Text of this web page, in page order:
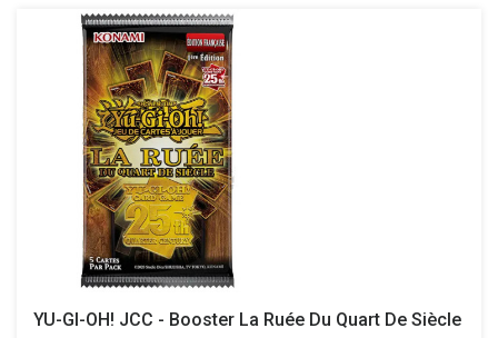
YU-GI-OH! JCC - Booster La Ruée Du Quart De Siècle